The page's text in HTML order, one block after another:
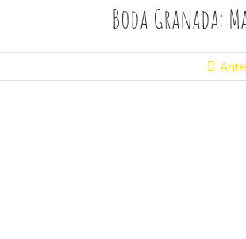
Boda Granada: